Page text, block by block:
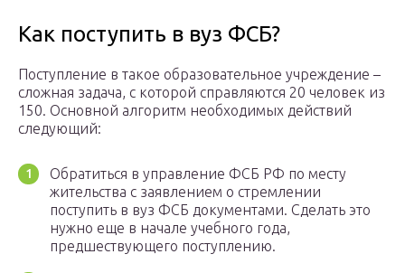
Как поступить в вуз ФСБ?
Поступление в такое образовательное учреждение –
сложная задача, с которой справляются 20 человек из
150. Основной алгоритм необходимых действий
следующий:
Обратиться в управление ФСБ РФ по месту
жительства с заявлением о стремлении
поступить в вуз ФСБ документами. Сделать это
нужно еще в начале учебного года,
предшествующего поступлению.